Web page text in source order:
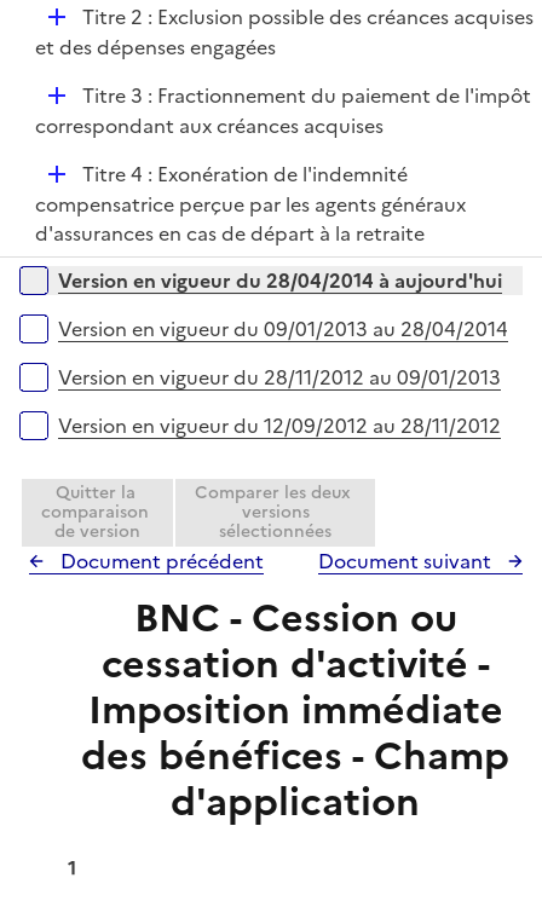
D
é
i
Titre 2 : Exclusion possible des créances acquises
et des dépenses engagées
D
é
i
e
r
Titre 3 : Fractionnement du paiement de l'impôt
correspondant aux créances acquises
D
é
p
l
i
e
r
Titre 4 : Exonération de l'indemnité
compensatrice perçue par les agents généraux
d'assurances en cas de départ à la retraite
Versions sur la période
Version en vigueur du 28/04/2014 à aujourd'hui
Version en vigueur du 09/01/2013 au 28/04/2014
Version en vigueur du 28/11/2012 au 09/01/2013
Version en vigueur du 12/09/2012 au 28/11/2012
Quitter la
comparaison
de version
Comparer les deux
versions
sélectionnées
Document précédent Document suivant
BNC - Cession ou
cessation d'activité -
Imposition immédiate
des bénéfices - Champ
d'application
1